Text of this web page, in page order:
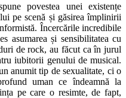
povestea unei existențe
pe scenă și găsirea împlinirii
Încercările incredibile
asumarea și sensibilitatea cu
de rock, au făcut ca în jurul
iubitorii genului de musical.
anumit tip de sexualitate, ci o
uman ce îndeamnă la
pe care o resimte, de fapt,